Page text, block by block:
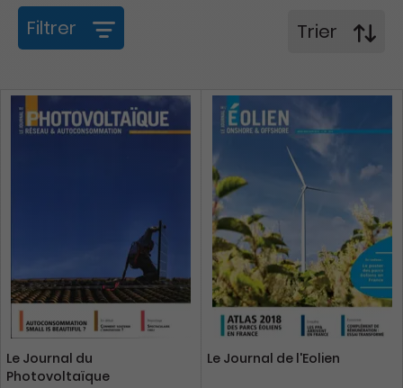
Filtrer Trier
Le Journal du
Photovoltaïque
Le Journal de l'Eolien